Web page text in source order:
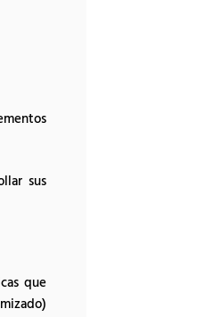
sus
que